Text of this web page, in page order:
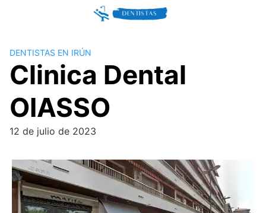
DENTISTAS EN IRÚN
Clinica Dental
OIASSO
12 de julio de 2023